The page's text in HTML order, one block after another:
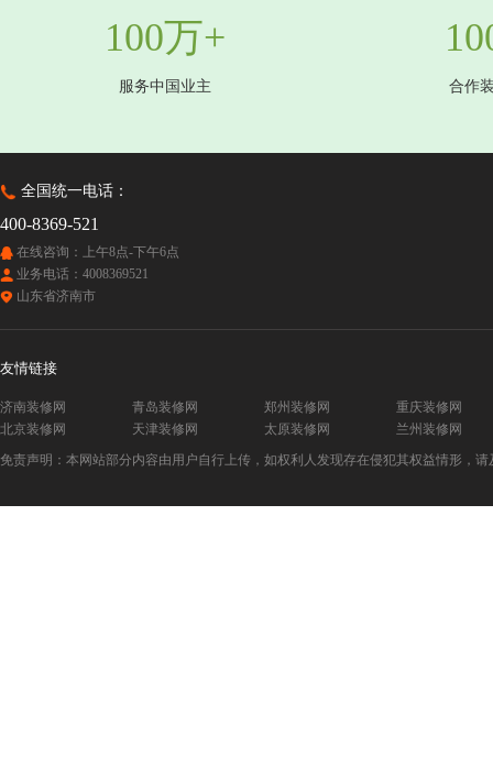
100万+
服务中国业主 合作
全国统一电话：
400-8369-521
在线咨询：上午8点-下午6点
业务电话：4008369521
山东省济南市
友情链接
济南装修网 青岛装修网 郑州装修网
重庆装修网
北京装修网
天津装修网 太原装修网
兰州装修网
免责声明：本网站部分内容由用户自行上传，如权利人发现存在侵犯其权益情形，